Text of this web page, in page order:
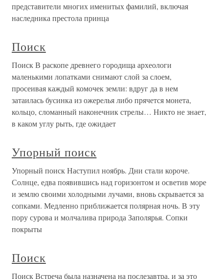
представители многих именитых фамилий, включая
наследника престола принца
Поиск
Поиск В раскопе древнего городища археологи
маленькими лопатками снимают слой за слоем,
просеивая каждый комочек земли: вдруг да в нем
затаилась бусинка из ожерелья либо прячется монета,
кольцо, сломанный наконечник стрелы… Никто не знает,
в каком углу рыть, где ожидает
Упорный поиск
Упорный поиск Наступил ноябрь. Дни стали короче.
Солнце, едва появившись над горизонтом и осветив море
и землю своими холодными лучами, вновь скрывается за
сопками. Медленно приближается полярная ночь. В эту
пору сурова и молчалива природа Заполярья. Сопки
покрыты
Поиск
Поиск Встреча была назначена на послезавтра, и за это